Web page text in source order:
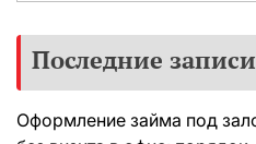
Последние записи
Оформление займа под